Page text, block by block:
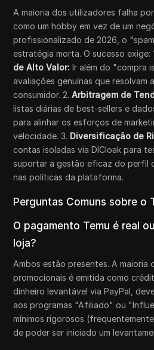
A maioria dos utilizadores falha
como um hobby em vez de um
profissionalizado de 2026, o
estratégia morta. O sucesso exige:
de Alto Valor: Ir além do "compra
avaliações genuínas que resolvam
consumidor. 2.Arbitragem de
listas diárias de best-sellers e
para alinhar os esforços de
velocidade. 3. Diversificação de
contas isoladas via DICloak para
suportar a gestão eficaz do perfil
nas políticas da plataforma.
Perguntas Comuns sobre o
O pagamento Temu é real
loja?
Ambos estão presentes. A maioria
promocionais é emitida como
dinheiro levantável via PayPal,
aos programas "Afiliado" ou
mínimos rigorosos
de poder ser iniciado um